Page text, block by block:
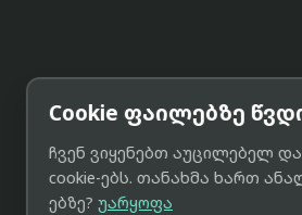
Cookie ფაილებზე
ჩვენ ვიყენებთ აუცილებელ
cookie-ებს. თანახმა ხართ
ებზე? უარყოფა